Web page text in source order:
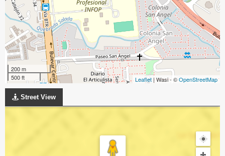
200 m
500 ft
Leaflet | Wasi - ©OpenStreetMap
Street View